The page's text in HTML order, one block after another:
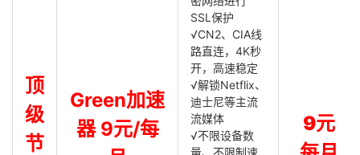
顶
级
节
Green加速
器 9元/每
SSL保护
√CN2、CIA线
路直连，4K秒
开，高速稳定
√解锁Netflix、
迪士尼等主流
流媒体
√不限设备数
量、不限制速
9元